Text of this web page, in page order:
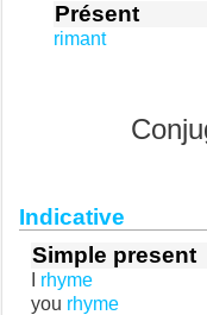
Présent
rimant
Indicative
Simple present
rhyme
you rhyme